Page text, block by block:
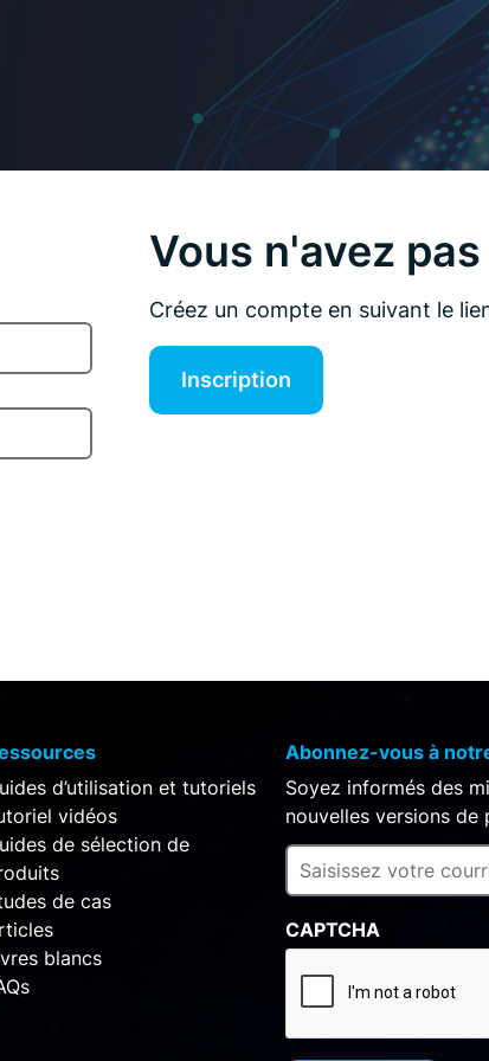
Vous n'avez
Créez un compte en suivant le
Inscription
d’utilisation et tutoriels
vidéos
de sélection de
de cas
blancs
Abonnez-vous à
Soyez informés des
nouvelles versions de
CAPTCHA